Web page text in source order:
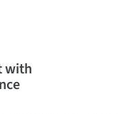
with